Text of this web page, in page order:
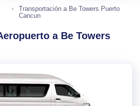
Transportación a Be Towers Puerto
Cancun
a Be Towers